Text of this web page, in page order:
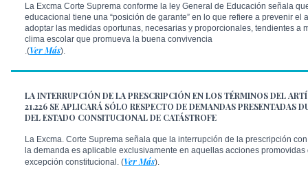
La Excma Corte Suprema conforme la ley General de Educación señala
educacional tiene una “posición de garante” en lo que refiere a prevenir el
adoptar las medidas oportunas, necesarias y proporcionales, tendientes a
clima escolar que promueva la buena convivencia
(Ver Más).
LA INTERRUPCIÓN DE LA PRESCRIPCIÓN EN LOS TÉRMINOS DEL
21.226 SE APLICARÁ SÓLO RESPECTO DE DEMANDAS PRESENTADAS
DEL ESTADO CONSITUCIONAL DE CATÁSTROFE
La Excma. Corte Suprema señala que la interrupción de la prescripción
la demanda es aplicable exclusivamente en aquellas acciones promovidas
excepción constitucional. (Ver Más).